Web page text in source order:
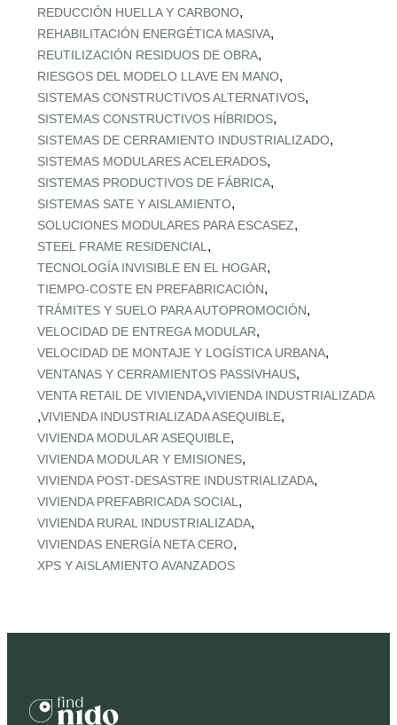
REDUCCIÓN HUELLA Y CARBONO,
REHABILITACIÓN ENERGÉTICA MASIVA,
REUTILIZACIÓN RESIDUOS DE OBRA,
RIESGOS DEL MODELO LLAVE EN MANO,
SISTEMAS CONSTRUCTIVOS ALTERNATIVOS,
SISTEMAS CONSTRUCTIVOS HÍBRIDOS,
SISTEMAS DE CERRAMIENTO INDUSTRIALIZADO,
SISTEMAS MODULARES ACELERADOS,
SISTEMAS PRODUCTIVOS DE FÁBRICA,
SISTEMAS SATE Y AISLAMIENTO,
SOLUCIONES MODULARES PARA ESCASEZ,
STEEL FRAME RESIDENCIAL ,
TECNOLOGÍA INVISIBLE EN EL HOGAR,
TIEMPO‑COSTE EN PREFABRICACIÓN,
TRÁMITES Y SUELO PARA AUTOPROMOCIÓN,
VELOCIDAD DE ENTREGA MODULAR,
VELOCIDAD DE MONTAJE Y LOGÍSTICA URBANA,
VENTANAS Y CERRAMIENTOS PASSIVHAUS,
VENTA RETAIL DE VIVIENDA,VIVIENDA INDUSTRIALIZADA
,VIVIENDA INDUSTRIALIZADA ASEQUIBLE,
VIVIENDA MODULAR ASEQUIBLE,
VIVIENDA MODULAR Y EMISIONES,
VIVIENDA POST‑DESASTRE INDUSTRIALIZADA,
VIVIENDA PREFABRICADA SOCIAL ,
VIVIENDA RURAL INDUSTRIALIZADA,
VIVIENDAS ENERGÍA NETA CERO,
XPS Y AISLAMIENTO AVANZADOS